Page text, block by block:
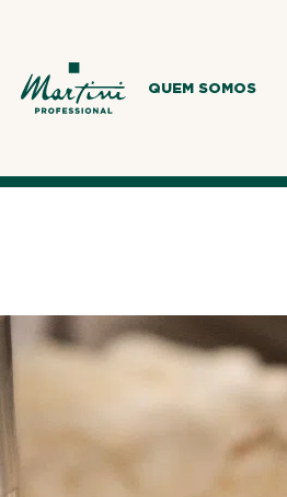
QUEM SOMOS